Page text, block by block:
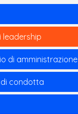
leadership
di amministrazione
condotta